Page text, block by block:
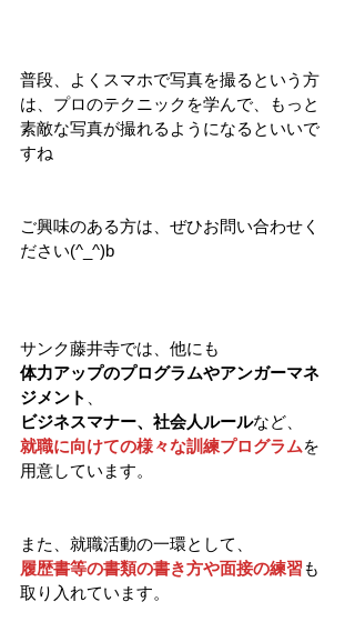
普段、よくスマホで写真を撮るという方
は、プロのテクニックを学んで、もっと
素敵な写真が撮れるようになるといいで
すね
ご興味のある方は、ぜひお問い合わせく
ださい(^_^)b
サンク藤井寺では、他にも
体力アップのプログラムやアンガーマネ
ジメント
ビジネスマナー、社会人ルールなど、
就職に向けての様々な訓練プログラムを
用意しています。
また、就職活動の一環として、
履歴書等の書類の書き方や面接の練習も
取り入れています。